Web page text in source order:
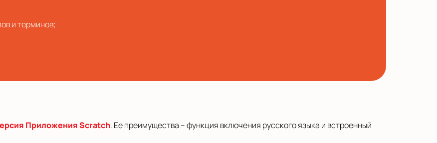
и терминов;
Приложения Scratch. Ее преимущества – функция включения русского языка и встроенный